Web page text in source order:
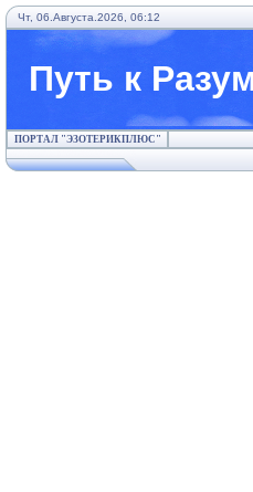
Чт, 06.Августа.2026, 06:12
Путь к
ПОРТАЛ "ЭЗОТЕРИКПЛЮС"